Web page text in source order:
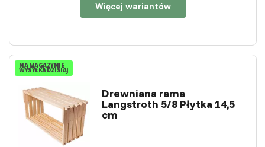
Więcej wariantów
NA MAGAZYNIE
WYSYŁKA DZISIAJ
Drewniana rama
Langstroth 5/8 Płytka 14,5
cm